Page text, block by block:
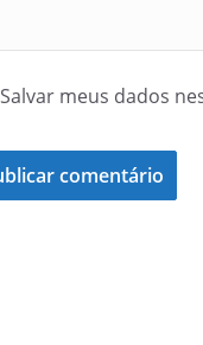
Salvar meus dados